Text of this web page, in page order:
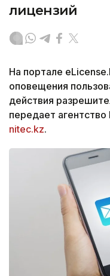
лицензий
На портале
оповещения
действия
передает
nitec.kz.